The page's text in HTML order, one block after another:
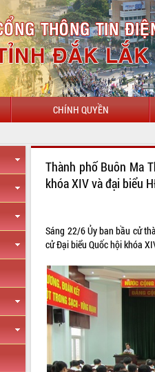
CHÍNH QUYỀN
Thành phố Buôn Ma
khóa XIV và đại biểu
Sáng 22/6 Ủy ban bầu cử
cử Đại biểu Quốc hội khóa